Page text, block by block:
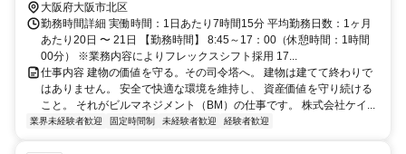
大阪府大阪市北区
勤務時間詳細 実働時間：1日あたり7時間15分 平均勤務日数：1ヶ月
あたり20日 〜 21日 【勤務時間】 8:45～17：00（休憩時間：1時間
00分） ※業務内容によりフレックスシフト採用 17...
仕事内容 建物の価値を守る。その司令塔へ。 建物は建てて終わりで
はありません。 安全で快適な環境を維持し、 資産価値を守り続ける
こと。 それがビルマネジメント（BM）の仕事です。 株式会社ケイ...
業界未経験者歓迎 固定時間制 未経験者歓迎 経験者歓迎